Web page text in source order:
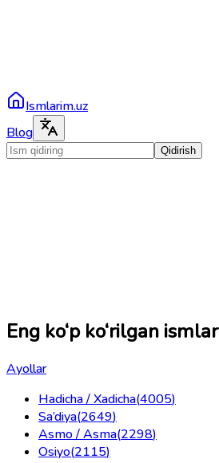
Ismlarim.uz
Blog
Qidirish
Eng ko‘p ko‘rilgan ismlar
Ayollar
Hadicha / Xadicha(4005)
Sa’diya(2649)
Asmo / Asma(2298)
Osiyo(2115)